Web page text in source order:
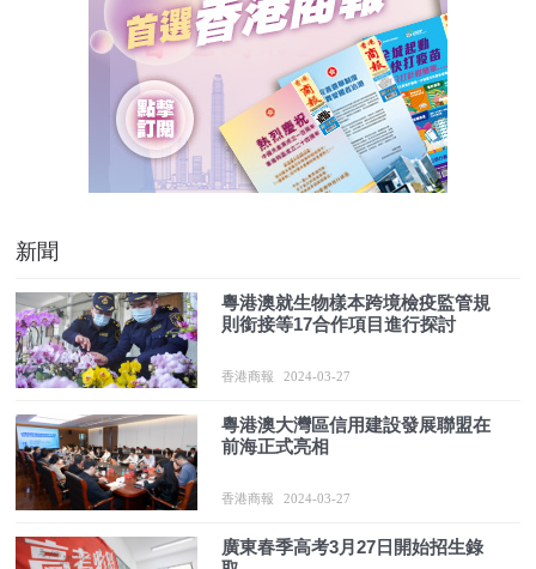
新聞
粵港澳就生物樣本跨境檢疫監管規
則銜接等17合作項目進行探討
香港商報 2024-03-27
粵港澳大灣區信用建設發展聯盟在
前海正式亮相
香港商報 2024-03-27
廣東春季高考3月27日開始招生錄